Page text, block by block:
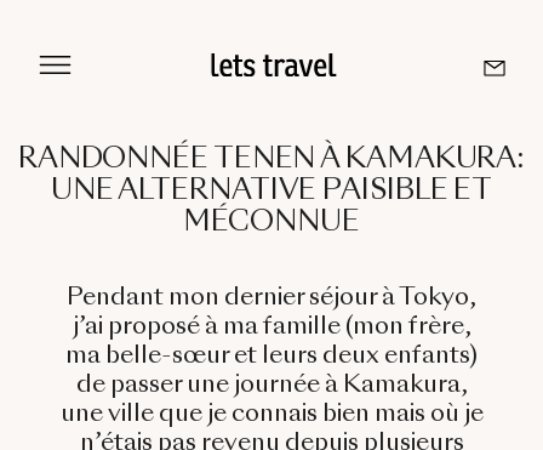
contenu
Sri Lanka
Île De La Réunion
Île Maurice
Seychelles
RANDONNÉE TENEN À KAMAKURA:
UNE ALTERNATIVE PAISIBLE ET
MÉCONNUE
Pendant mon dernier séjour à Tokyo,
j’ai proposé à ma famille (mon frère,
ma belle-sœur et leurs deux enfants)
de passer une journée à Kamakura,
une ville que je connais bien mais où je
n’étais pas revenu depuis plusieurs